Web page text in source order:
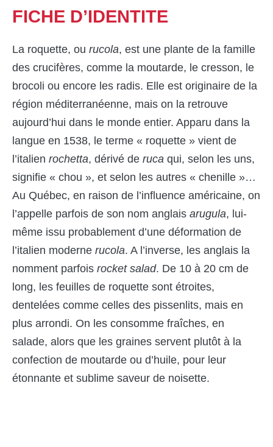
FICHE D’IDENTITE
La roquette, ou rucola, est une plante de la famille
des crucifères, comme la moutarde, le cresson, le
brocoli ou encore les radis. Elle est originaire de la
région méditerranéenne, mais on la retrouve
aujourd’hui dans le monde entier. Apparu dans la
langue en 1538, le terme « roquette » vient de
l’italien rochetta, dérivé de ruca qui, selon les uns,
signifie « chou », et selon les autres « chenille »…
Au Québec, en raison de l’influence américaine, on
l’appelle parfois de son nom anglais arugula, lui-
même issu probablement d’une déformation de
l’italien moderne rucola. A l’inverse, les anglais la
nomment parfois rocket salad. De 10 à 20 cm de
long, les feuilles de roquette sont étroites,
dentelées comme celles des pissenlits, mais en
plus arrondi. On les consomme fraîches, en
salade, alors que les graines servent plutôt à la
confection de moutarde ou d’huile, pour leur
étonnante et sublime saveur de noisette.